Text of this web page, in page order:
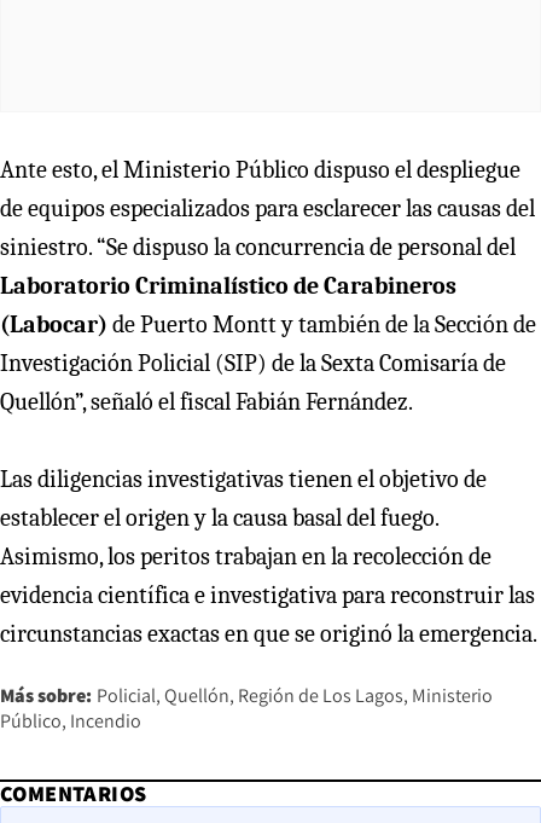
Ante esto, el Ministerio Público dispuso el despliegue
de equipos especializados para esclarecer las causas del
siniestro. “Se dispuso la concurrencia de personal del
Laboratorio Criminalístico de Carabineros
(Labocar) de Puerto Montt y también de la Sección de
Investigación Policial (SIP) de la Sexta Comisaría de
Quellón”, señaló el fiscal Fabián Fernández.
Las diligencias investigativas tienen el objetivo de
establecer el origen y la causa basal del fuego.
Asimismo, los peritos trabajan en la recolección de
evidencia científica e investigativa para reconstruir las
circunstancias exactas en que se originó la emergencia.
Más sobre: Policial Quellón Región de Los Lagos Ministerio
Público Incendio
COMENTARIOS